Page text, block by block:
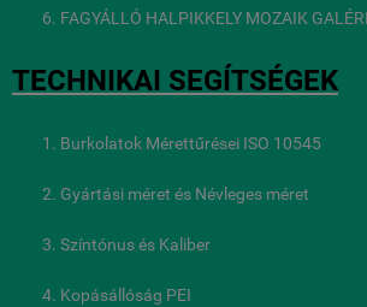
FAGYÁLLÓ HALPIKKELY MOZAIK
TECHNIKAI SEGÍTSÉGEK
Burkolatok Mérettűrései ISO 10545
Gyártási méret és Névleges méret
Színtónus és Kaliber
Kopásállóság PEI